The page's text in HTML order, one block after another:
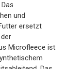
und
ersetzt
Microfleece ist